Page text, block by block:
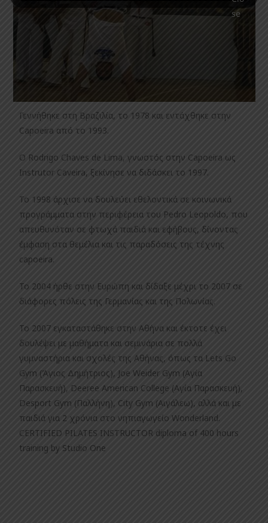
Γεννήθηκε στη Βραζιλία, το 1978 και εντάχθηκε στην
Capoeira από το 1993.
Ο Rodrigo Chaves de Lima, γνωστός στην Capoeira ως
Instrutor Caveira, ξεκίνησε να διδάσκει το 1997.
Το 1998 άρχισε να δουλεύει εθελοντικά σε κοινωνικά
προγράμματα στην περιφέρεια του Pedro Leopoldo, που
απευθυνόταν σε φτωχά παιδιά και εφήβους, δίνοντας
έμφαση στα θεμέλια και τις παραδόσεις της τέχνης
capoeira.
Το 2004 ήρθε στην Ευρώπη και δίδαξε μέχρι το 2007 σε
διάφορες πόλεις της Γερμανίας και της Πολωνίας.
Το 2007 εγκαταστάθηκε στην Αθήνα και έκτοτε έχει
δουλέψει με μαθήματα και σεμινάρια σε πολλά
γυμναστήρια και σχολές της Αθήνας, όπως τα Lets Go
Gym (Άγιος Δημήτριος), Joe Weider Gym (Αγία
Παρασκευή), Deeree American College (Αγία Παρασκευή),
Desport Gym (Παλλήνη), City Gym (Αιγάλεω), αλλά και με
παιδιά για 2 χρόνια στο νηπιαγωγείο Wonderland.
CERTIFIED PILATES INSTRUCTOR diploma of 400 hours
training by Studio One